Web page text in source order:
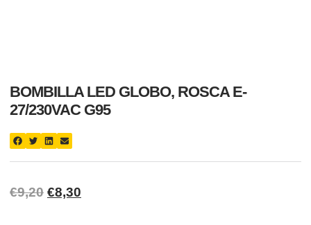
BOMBILLA LED GLOBO, ROSCA E-
27/230VAC G95
€9,20 €8,30